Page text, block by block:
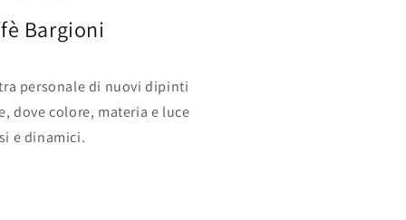
Bargioni
personale di nuovi dipinti
dove colore, materia e luce
e dinamici.